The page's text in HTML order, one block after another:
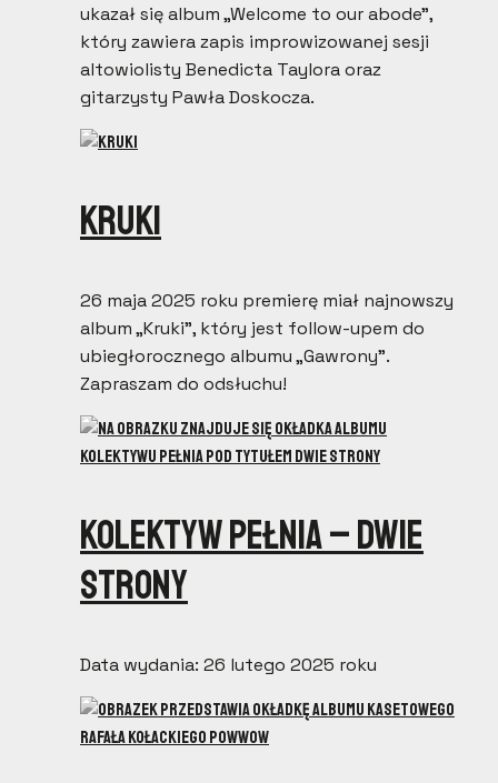
ukazał się album „Welcome to our abode”,
który zawiera zapis improwizowanej sesji
altowiolisty Benedicta Taylora oraz
gitarzysty Pawła Doskocza.
Kruki
26 maja 2025 roku premierę miał najnowszy
album „Kruki”, który jest follow-upem do
ubiegłorocznego albumu „Gawrony”.
Zapraszam do odsłuchu!
Kolektyw Pełnia – Dwie
Strony
Data wydania: 26 lutego 2025 roku